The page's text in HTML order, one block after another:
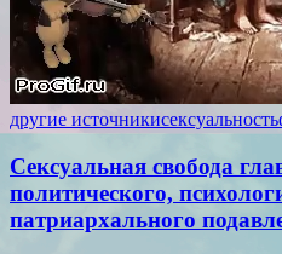
другие источникисексуальность
Сексуальная свобода
политического,
патриархального